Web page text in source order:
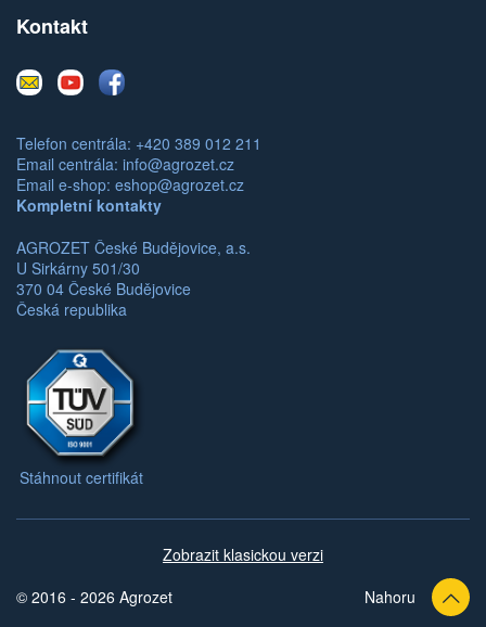
Kontakt
E-
mail
YoutubeFacebook
Telefon centrála: +420 389 012 211
Email centrála: info@agrozet.cz
Email e-shop: eshop@agrozet.cz
Kompletní kontakty
AGROZET České Budějovice, a.s.
U Sirkárny 501/30
370 04 České Budějovice
Česká republika
Stáhnout certifikát
Zobrazit klasickou verzi
© 2016 - 2026 Agrozet
Nahoru